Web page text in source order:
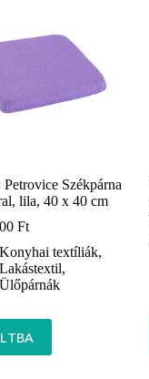
Székpárna
lila, 40 x 40 cm
Ft
Konyhai textíliák,
Lakástextil,
Ülőpárnák